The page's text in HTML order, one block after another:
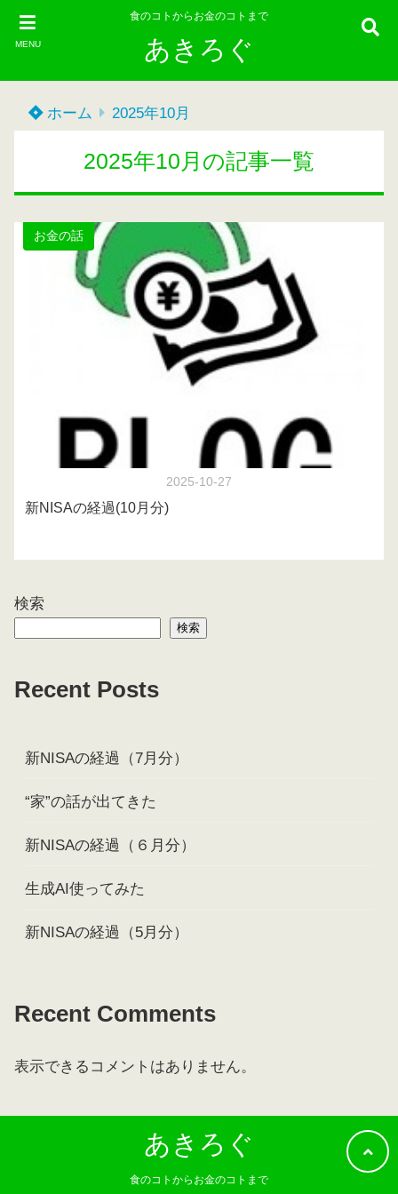
MENU
食のコトからお金のコトまで
あきろぐ
ホーム 2025年10月
2025年10月の記事一覧
お金の話
2025-10-27
新NISAの経過(10月分)
検索
検索
Recent Posts
新NISAの経過（7月分）
“家”の話が出てきた
新NISAの経過（６月分）
生成AI使ってみた
新NISAの経過（5月分）
Recent Comments
表示できるコメントはありません。
あきろぐ
食のコトからお金のコトまで